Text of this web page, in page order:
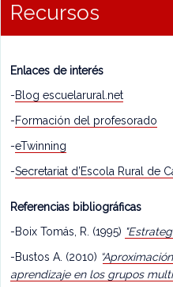
Recursos
Enlaces de interés
-Blog escuelarural.net
-Formación del profesorado
-eTwinning
-Secretariat d’Escola Rural de
Referencias bibliográficas
-Boix Tomás, R. (1995)
-Bustos A. (2010) “
aprendizaje en los grupos